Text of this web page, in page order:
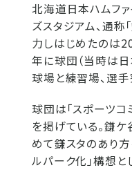
北海道日本ハムフ
ズスタジアム、通称
力しはじめたのは
年に球団（当時は日
球場と練習場、選手
球団は「スポーツコ
を掲げている。鎌
めて鎌スタのあり方
ルパーク化」構想と